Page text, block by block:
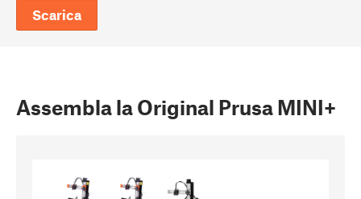
Scarica
Assembla la Original Prusa MINI+